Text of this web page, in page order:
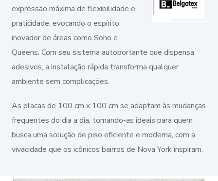
expressão máxima de flexibilidade e
praticidade, evocando o espírito
inovador de áreas como Soho e
Queens. Com seu sistema autoportante que dispensa
adesivos, a instalação rápida transforma qualquer
ambiente sem complicações.
As placas de 100 cm x 100 cm se adaptam às mudanças
frequentes do dia a dia, tornando-as ideais para quem
busca uma solução de piso eficiente e moderna, com a
vivacidade que os icônicos bairros de Nova York inspiram.